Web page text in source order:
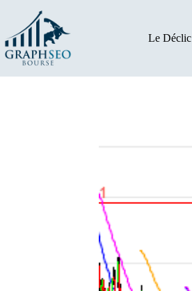
contenu
Le Déclic